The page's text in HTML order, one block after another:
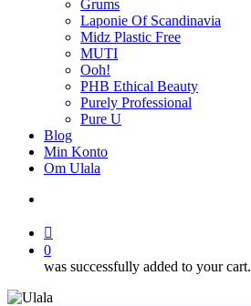
Grums
Laponie Of Scandinavia
Midz Plastic Free
MUTI
Ooh!
PHB Ethical Beauty
Purely Professional
Pure U
Blog
Min Konto
Om Ulala
0
was successfully added to your cart.